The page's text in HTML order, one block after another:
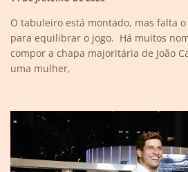
O tabuleiro está montado, mas falta
para equilibrar o jogo. Há muitos
compor a chapa majoritária de João
uma mulher,